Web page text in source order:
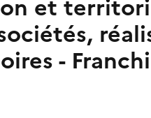
et
-